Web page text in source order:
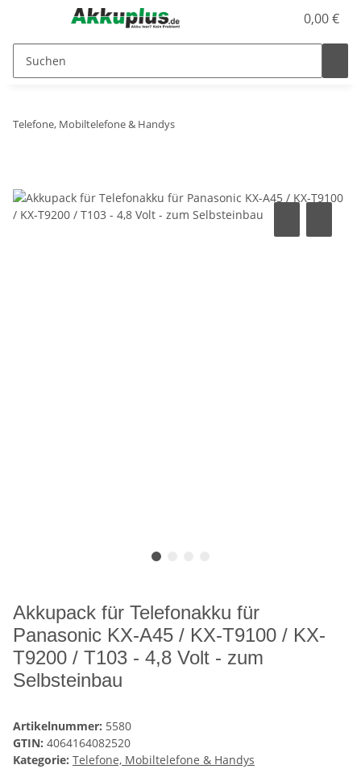
0,00 €
Telefone, Mobiltelefone & Handys
Akkupack für Telefonakku für
Panasonic KX-A45 / KX-T9100 / KX-
T9200 / T103 - 4,8 Volt - zum
Selbsteinbau
Artikelnummer: 5580
GTIN: 4064164082520
Kategorie: Telefone, Mobiltelefone & Handys